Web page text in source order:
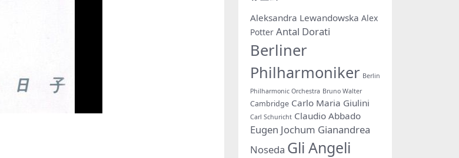
Aleksandra Lewandowska Alex
Potter Antal Dorati
Berliner
Philharmoniker Berlin
Philharmonic Orchestra Bruno Walter
Cambridge Carlo Maria Giulini
Carl Schuricht Claudio Abbado
Eugen Jochum Gianandrea
Noseda Gli Angeli